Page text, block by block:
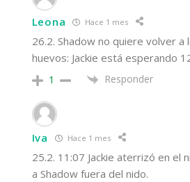
Leona Hace 1 mes
26.2. Shadow no quiere volver a
huevos: Jackie está esperando
1 Responder
Iva Hace 1 mes
25.2. 11:07 Jackie aterrizó en el
a Shadow fuera del nido.